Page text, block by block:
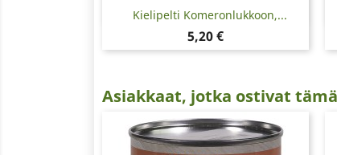
Kielipelti Komeronlukkoon,...
Hinta
5,20 €
Pikakatselu
Asiakkaat, jotka ostivat